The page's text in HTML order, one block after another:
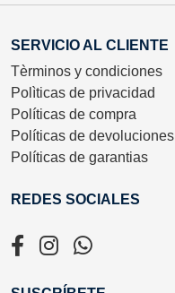
SERVICIO AL CLIENTE
Tèrminos y condiciones
Polìticas de privacidad
Políticas de compra
Políticas de devoluciones
Políticas de garantias
REDES SOCIALES